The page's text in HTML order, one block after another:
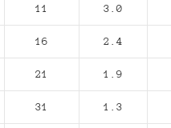
11 3.0
16 2.4
21 1.9
31 1.3